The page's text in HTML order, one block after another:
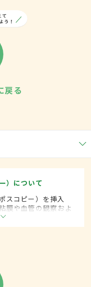
戻る
）について
スコピー）を挿入
膜や血管の観察およ
常が診られた場合
。